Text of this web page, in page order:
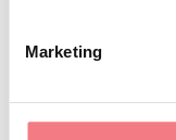
Marketing